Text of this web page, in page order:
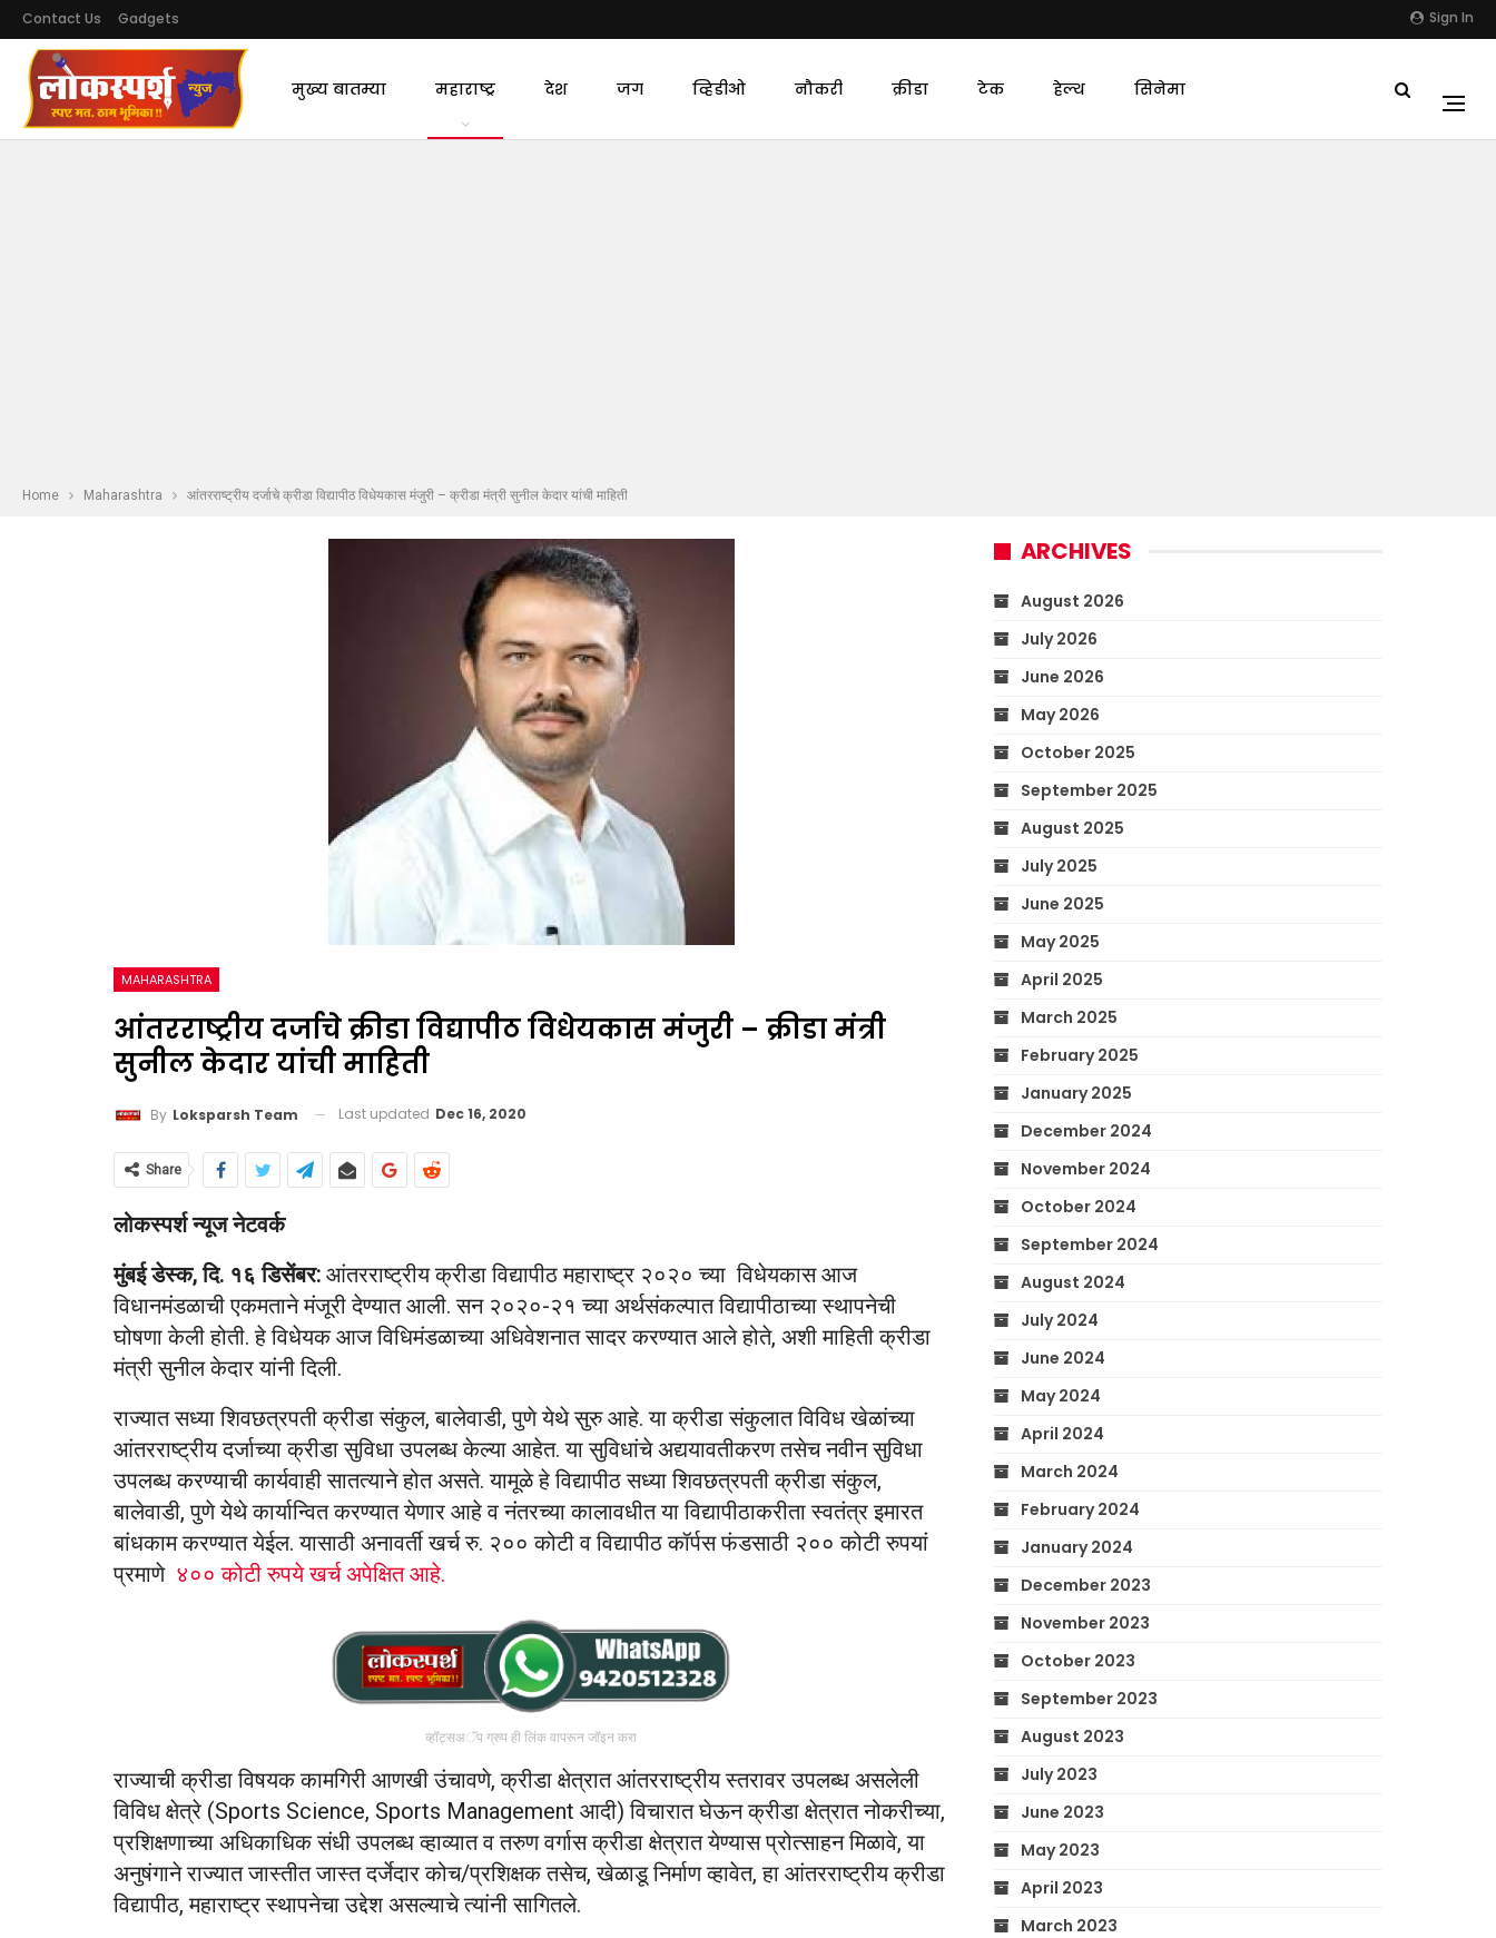
Sign In
Contact Us Gadgets
मुख्य बातम्या महाराष्ट्र देश जग व्हिडीओ नौकरी क्रीडा टेक हेल्थ सिनेमा
Home Maharashtra आंतरराष्ट्रीय दर्जाचे क्रीडा विद्यापीठ विधेयकास मंजुरी – क्रीडा मंत्री सुनील केदार यांची माहिती
MAHARASHTRA
आंतरराष्ट्रीय दर्जाचे क्रीडा विद्यापीठ विधेयकास मंजुरी – क्रीडा मंत्री
सुनील केदार यांची माहिती
By Loksparsh Team Last updated Dec 16, 2020
Share
लोकस्पर्श न्यूज नेटवर्क
मुंबई डेस्क, दि. १६ डिसेंबर: आंतरराष्ट्रीय क्रीडा विद्यापीठ महाराष्ट्र २०२० च्या विधेयकास आज
विधानमंडळाची एकमताने मंजूरी देण्यात आली. सन २०२०-२१ च्या अर्थसंकल्पात विद्यापीठाच्या स्थापनेची
घोषणा केली होती. हे विधेयक आज विधिमंडळाच्या अधिवेशनात सादर करण्यात आले होते, अशी माहिती क्रीडा
मंत्री सुनील केदार यांनी दिली.
राज्यात सध्या शिवछत्रपती क्रीडा संकुल, बालेवाडी, पुणे येथे सुरु आहे. या क्रीडा संकुलात विविध खेळांच्या
आंतरराष्ट्रीय दर्जाच्या क्रीडा सुविधा उपलब्ध केल्या आहेत. या सुविधांचे अद्ययावतीकरण तसेच नवीन सुविधा
उपलब्ध करण्याची कार्यवाही सातत्याने होत असते. यामूळे हे विद्यापीठ सध्या शिवछत्रपती क्रीडा संकुल,
बालेवाडी, पुणे येथे कार्यान्वित करण्यात येणार आहे व नंतरच्या कालावधीत या विद्यापीठाकरीता स्वतंत्र इमारत
बांधकाम करण्यात येईल. यासाठी अनावर्ती खर्च रु. २०० कोटी व विद्यापीठ कॉर्पस फंडसाठी २०० कोटी रुपयां
प्रमाणे ४०० कोटी रुपये खर्च अपेक्षित आहे.
व्हॉट्सअॅप ग्रुप ही लिंक वापरून जॉइन करा
राज्याची क्रीडा विषयक कामगिरी आणखी उंचावणे, क्रीडा क्षेत्रात आंतरराष्ट्रीय स्तरावर उपलब्ध असलेली
विविध क्षेत्रे (Sports Science, Sports Management आदी) विचारात घेऊन क्रीडा क्षेत्रात नोकरीच्या,
प्रशिक्षणाच्या अधिकाधिक संधी उपलब्ध व्हाव्यात व तरुण वर्गास क्रीडा क्षेत्रात येण्यास प्रोत्साहन मिळावे, या
अनुषंगाने राज्यात जास्तीत जास्त दर्जेदार कोच/प्रशिक्षक तसेच, खेळाडू निर्माण व्हावेत, हा आंतरराष्ट्रीय क्रीडा
विद्यापीठ, महाराष्ट्र स्थापनेचा उद्देश असल्याचे त्यांनी सागितले.
ARCHIVES
August 2026
July 2026
June 2026
May 2026
October 2025
September 2025
August 2025
July 2025
June 2025
May 2025
April 2025
March 2025
February 2025
January 2025
December 2024
November 2024
October 2024
September 2024
August 2024
July 2024
June 2024
May 2024
April 2024
March 2024
February 2024
January 2024
December 2023
November 2023
October 2023
September 2023
August 2023
July 2023
June 2023
May 2023
April 2023
March 2023